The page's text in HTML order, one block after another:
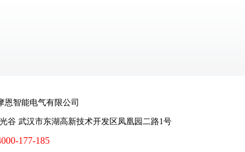
恩智能电气有限公司
谷 武汉市东湖高新技术开发区凤凰园二路1号
177-185